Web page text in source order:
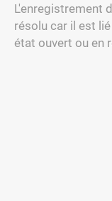
L'enregistrement
résolu car il est
état ouvert ou en